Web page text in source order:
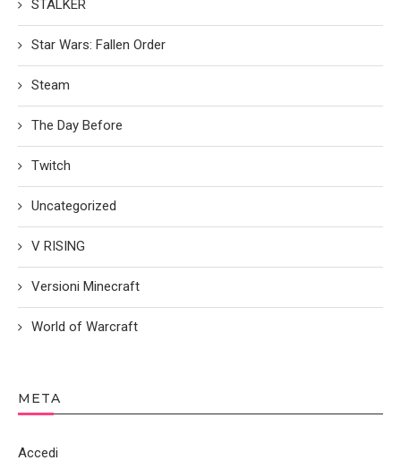
STALKER
Star Wars: Fallen Order
Steam
The Day Before
Twitch
Uncategorized
V RISING
Versioni Minecraft
World of Warcraft
META
Accedi